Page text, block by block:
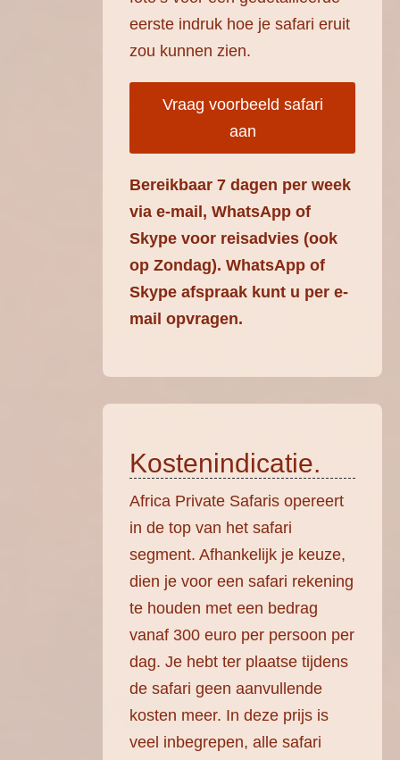
eerste indruk hoe je safari eruit
zou kunnen zien.
Vraag voorbeeld safari
aan
Bereikbaar 7 dagen per week
via e-mail, WhatsApp of
Skype voor reisadvies (ook
op Zondag). WhatsApp of
Skype afspraak kunt u per e-
mail opvragen.
Kostenindicatie.
Africa Private Safaris opereert
in de top van het safari
segment. Afhankelijk je keuze,
dien je voor een safari rekening
te houden met een bedrag
vanaf 300 euro per persoon per
dag. Je hebt ter plaatse tijdens
de safari geen aanvullende
kosten meer. In deze prijs is
veel inbegrepen, alle safari